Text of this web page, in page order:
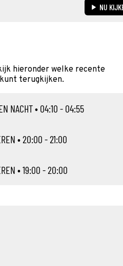
NU
hieronder welke recente
terugkijken.
NACHT• 04:10 - 04:55
• 20:00 - 21:00
• 19:00 - 20:00